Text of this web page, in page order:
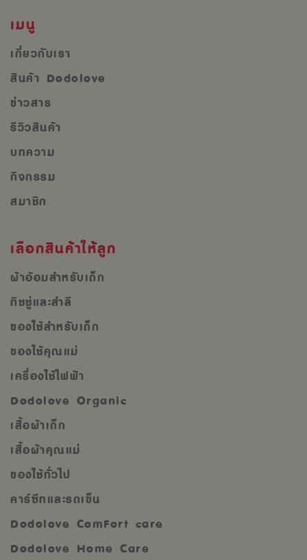
เมนู
เกี่ยวกับเรา
สินค้า Dodolove
ข่าวสาร
รีวิวสินค้า
บทความ
กิจกรรม
สมาชิก
เลือกสินค้าให้ลูก
ผ้าอ้อมสำหรับเด็ก
ทิชชู่และสำลี
ของใช้สำหรับเด็ก
ของใช้คุณแม่
เครื่องใช้ไฟฟ้า
Dodolove Organic
เสื้อผ้าเด็ก
เสื้อผ้าคุณแม่
ของใช้ทั่วไป
คาร์ซีทและรถเข็น
Dodolove ComFort care
Dodolove Home Care